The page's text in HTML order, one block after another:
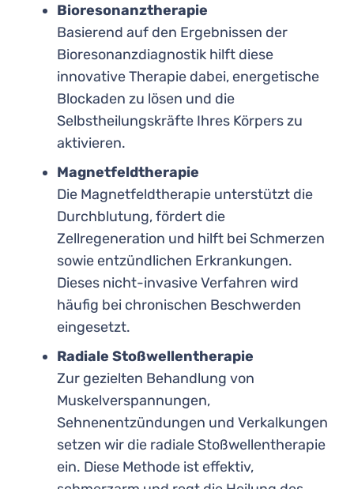
Bioresonanztherapie
Basierend auf den Ergebnissen der
Bioresonanzdiagnostik hilft diese
innovative Therapie dabei, energetische
Blockaden zu lösen und die
Selbstheilungskräfte Ihres Körpers zu
aktivieren.
Magnetfeldtherapie
Die Magnetfeldtherapie unterstützt die
Durchblutung, fördert die
Zellregeneration und hilft bei Schmerzen
sowie entzündlichen Erkrankungen.
Dieses nicht-invasive Verfahren wird
häufig bei chronischen Beschwerden
eingesetzt.
Radiale Stoßwellentherapie
Zur gezielten Behandlung von
Muskelverspannungen,
Sehnenentzündungen und Verkalkungen
setzen wir die radiale Stoßwellentherapie
ein. Diese Methode ist effektiv,